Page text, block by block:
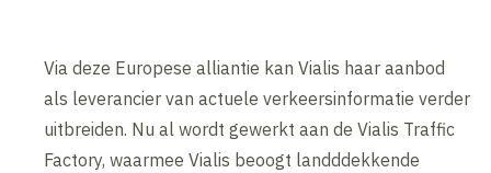
Via deze Europese alliantie kan Vialis haar aanbod
als leverancier van actuele verkeersinformatie verder
uitbreiden. Nu al wordt gewerkt aan de Vialis Traffic
Factory, waarmee Vialis beoogt landddekkende